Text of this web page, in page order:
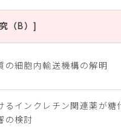
（B）]
の細胞内輸送機構の解明
るインクレチン関連薬が
の検討